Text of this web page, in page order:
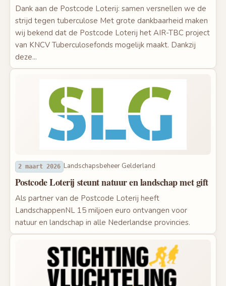
Dank aan de Postcode Loterij: samen versnellen we de
strijd tegen tuberculose Met grote dankbaarheid maken
wij bekend dat de Postcode Loterij het AIR-TBC project
van KNCV Tuberculosefonds mogelijk maakt. Dankzij
deze...
2 maart 2026 Landschapsbeheer Gelderland
Postcode Loterij steunt natuur en landschap met gift
Als partner van de Postcode Loterij heeft
LandschappenNL 15 miljoen euro ontvangen voor
natuur en landschap in alle Nederlandse provincies.